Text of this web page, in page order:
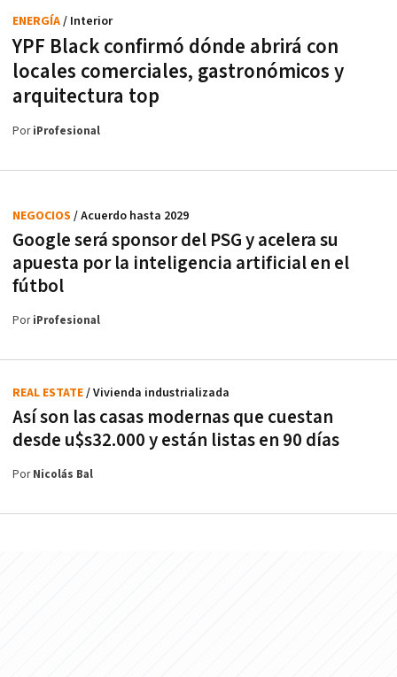
YPF Black confirmó dónde abrirá con
locales comerciales, gastronómicos y
arquitectura top
ENERGÍA/ Interior
PoriProfesional
Google será sponsor del PSG y acelera su
apuesta por la inteligencia artificial en el
fútbol
NEGOCIOS / Acuerdo hasta 2029
PoriProfesional
Así son las casas modernas que cuestan
desde u$s32.000 y están listas en 90 días
REAL ESTATE/ Vivienda industrializada
PorNicolás Bal